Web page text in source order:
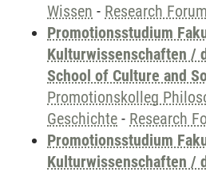
Wissen - Research
Promotionsstudium
Kulturwissenschaften /
School of Culture and
Promotionskolleg
Geschichte - Research
Promotionsstudium
Kulturwissenschaften /